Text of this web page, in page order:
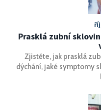
bezbolestné řešení pro
váš
Prasklá zubní
Zjistěte, jak prasklá
dýchání, jaké symptomy